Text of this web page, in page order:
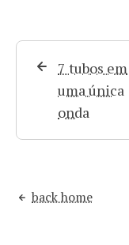
7 tubos em
uma única
onda
back home